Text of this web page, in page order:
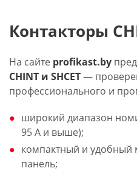
Контакторы
На сайте profikast.by
CHINT и SHCET—
профессионального и
широкий диапазон
95 А и выше);
компактный и удобный
панель;